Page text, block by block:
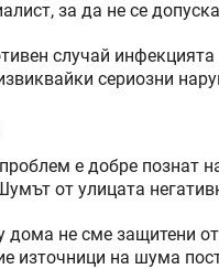
за да не се
случай
сериозни
е добре познат
от улицата
дома не сме защитени
източници на шума